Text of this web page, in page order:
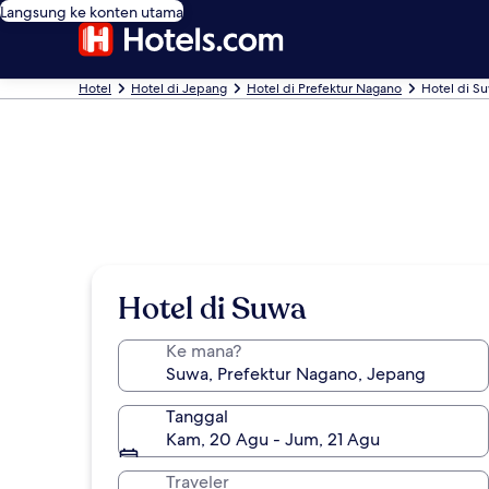
Langsung ke konten utama
Hotel Hotel di Jepang Hotel di Prefektur Nagano Hotel di
Hotel di Suwa
Ke mana?
Tanggal
Kam, 20 Agu - Jum, 21 Agu
Traveler